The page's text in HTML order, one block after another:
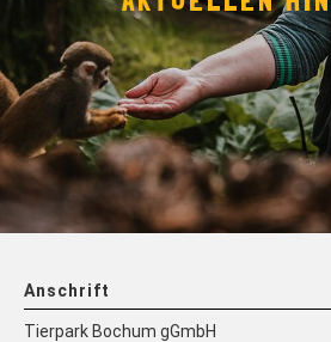
Anschrift
Tierpark Bochum gGmbH